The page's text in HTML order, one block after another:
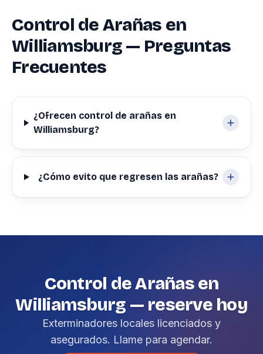
Control de Arañas en
Williamsburg — Preguntas
Frecuentes
¿Ofrecen control de arañas en
Williamsburg?
¿Cómo evito que regresen las arañas?
Control de Arañas en
Williamsburg — reserve hoy
Exterminadores locales licenciados y
asegurados. Llame para agendar.